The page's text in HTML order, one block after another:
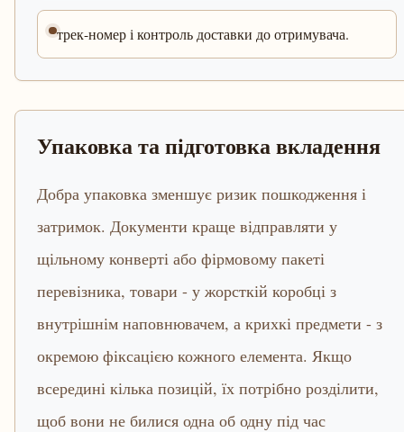
трек-номер і контроль доставки до отримувача.
Упаковка та підготовка вкладення
Добра упаковка зменшує ризик пошкодження і
затримок. Документи краще відправляти у
щільному конверті або фірмовому пакеті
перевізника, товари - у жорсткій коробці з
внутрішнім наповнювачем, а крихкі предмети - з
окремою фіксацією кожного елемента. Якщо
всередині кілька позицій, їх потрібно розділити,
щоб вони не билися одна об одну під час